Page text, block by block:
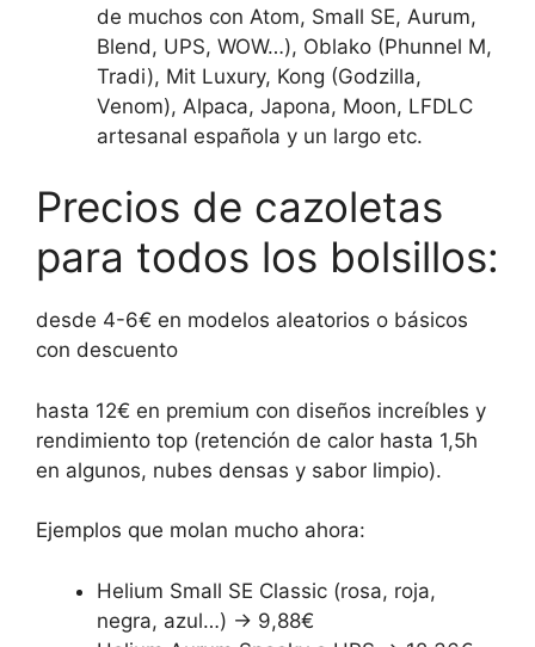
de muchos con Atom, Small SE, Aurum,
Blend, UPS, WOW…), Oblako (Phunnel M,
Tradi), Mit Luxury, Kong (Godzilla,
Venom), Alpaca, Japona, Moon, LFDLC
artesanal española y un largo etc.
Precios de cazoletas
para todos los bolsillos:
desde 4-6€ en modelos aleatorios o básicos
con descuento
hasta 12€ en premium con diseños increíbles y
rendimiento top (retención de calor hasta 1,5h
en algunos, nubes densas y sabor limpio).
Ejemplos que molan mucho ahora:
Helium Small SE Classic (rosa, roja,
negra, azul…) → 9,88€